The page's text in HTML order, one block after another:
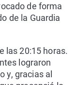
de forma
de la Guardia
las 20:15 horas.
lograron
y, gracias al